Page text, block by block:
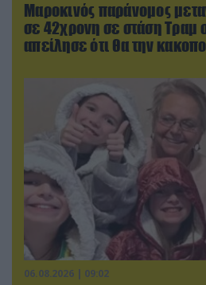
Μαροκινός παράνομος
σε 42χρονη σε στάση Τραμ
απείλησε ότι θα την
06.08.2026 | 09:02